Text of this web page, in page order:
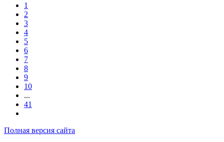
1
2
3
4
5
6
7
8
9
10
...
41
Полная версия сайта